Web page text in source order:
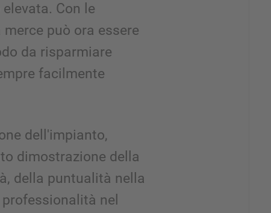
Con le
può ora essere
da risparmiare
facilmente
dell'impianto,
dimostrazione della
della puntualità nella
nel